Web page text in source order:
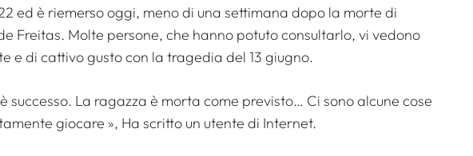
ed è riemerso oggi, meno di una settimana dopo la morte di
Freitas. Molte persone, che hanno potuto consultarlo, vi vedono
e di cattivo gusto con la tragedia del 13 giugno.
successo. La ragazza è morta come previsto… Ci sono alcune cose
giocare », Ha scritto un utente di Internet.